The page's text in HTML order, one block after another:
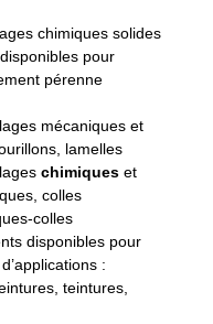
chimiques solides
pour
pérenne
mécaniques et
lamelles
chimiques et
colles
colles
disponibles pour
:
teintures,